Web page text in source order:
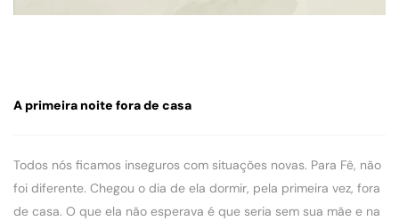
A primeira noite fora de casa
Todos nós ficamos inseguros com situações novas. Para Fê, não
foi diferente. Chegou o dia de ela dormir, pela primeira vez, fora
de casa. O que ela não esperava é que seria sem sua mãe e na